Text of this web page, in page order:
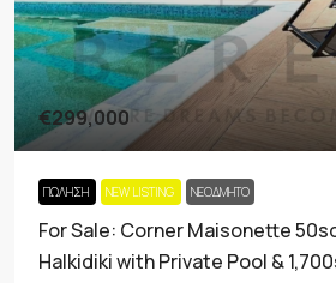
€299,000
ΠΏΛΗΣΗ NEW LISTING ΝΕΟΔΜΗΤΟ
For Sale: Corner Maisonette
Halkidiki with Private Pool &